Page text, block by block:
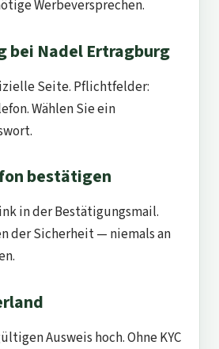
Werbeversprechen.
bei Nadel Ertragburg
Seite. Pflichtfelder:
Wählen Sie ein
bestätigen
in der Bestätigungsmail.
der Sicherheit — niemals an
Ausweis hoch. Ohne KYC